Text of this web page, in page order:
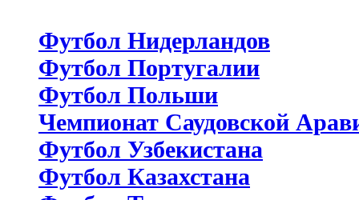
Футбол Нидерландов
Футбол Португалии
Футбол Польши
Чемпионат Саудовской
Футбол Узбекистана
Футбол Казахстана